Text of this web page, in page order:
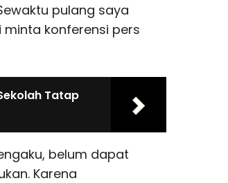
pulang saya
minta konferensi pers
Tatap
belum dapat
Karena